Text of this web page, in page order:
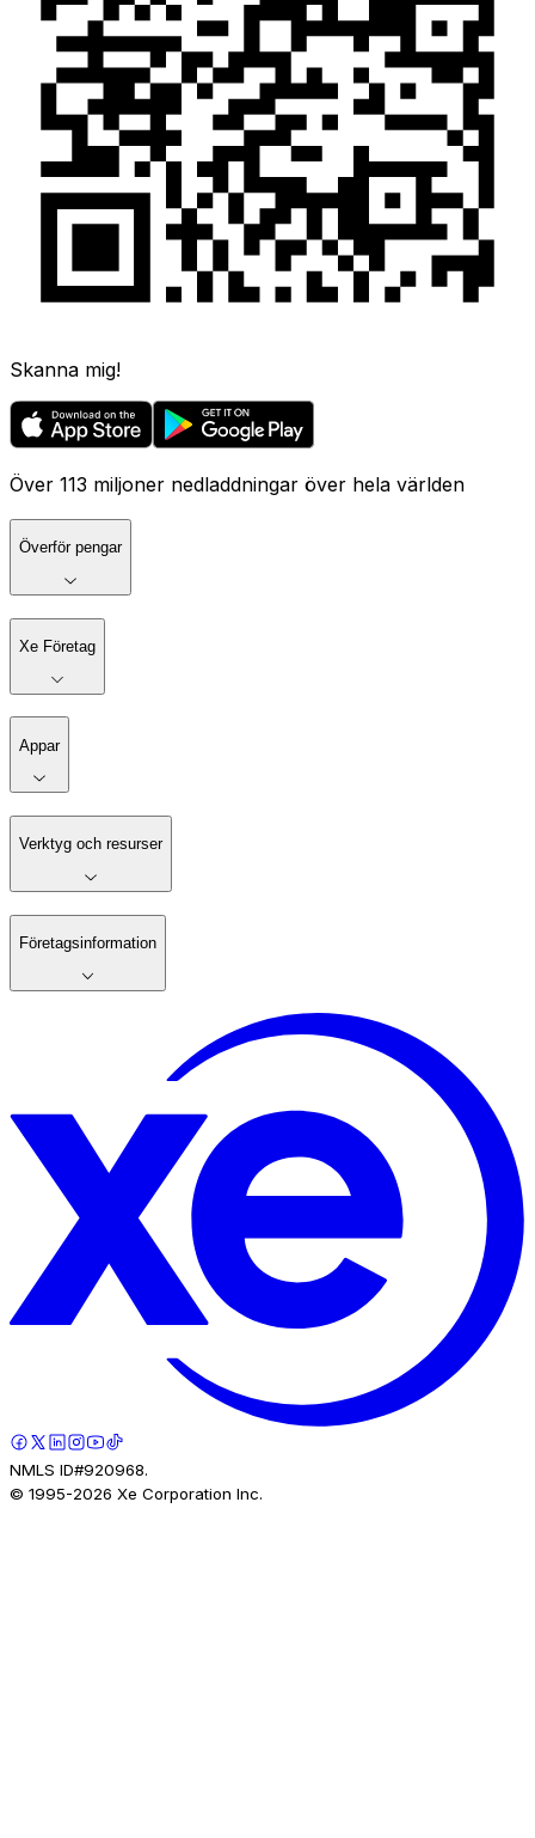
Skanna mig!
Över 113 miljoner nedladdningar över hela världen
Överför pengar
Xe Företag
Appar
Verktyg och resurser
Företagsinformation
NMLS ID#920968.
© 1995-2026 Xe Corporation Inc.